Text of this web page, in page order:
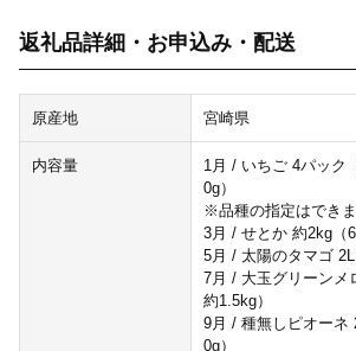
返礼品詳細・お申込み・配送
原産地 宮崎県
内容量
1月 / いちご 4パック
0g）
※品種の指定はできま
3月 / せとか 約2kg（6
5月 / 太陽のタマゴ
7月 / 大玉グリーンメ
約1.5kg）
9月 / 種無しピオーネ
0g）